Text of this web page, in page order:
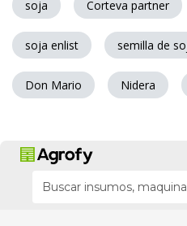
soja Corteva partner
soja enlist semilla de
Don Mario Nidera